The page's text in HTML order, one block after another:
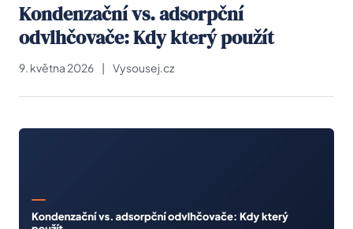
Kondenzační vs. adsorpční
odvlhčovače: Kdy který použít
9. května 2026 | Vysousej.cz